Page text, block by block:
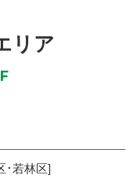
リア
･ 若林区]